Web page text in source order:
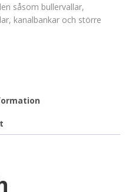
såsom bullervallar,
kanalbankar och större